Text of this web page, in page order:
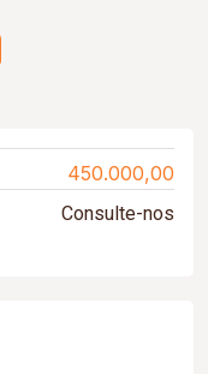
450.000,00
Consulte-nos